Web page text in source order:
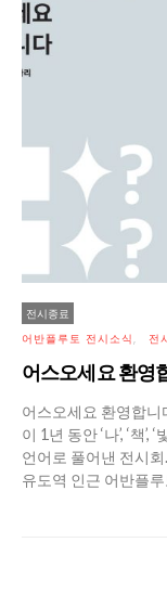
전시종료
어반플루토 전시소식 전
어스오세요 환영
어스오세요 환영합니
이 1년 동안 ‘나’, ‘책
언어로 풀어낸 전시
유도역 인근 어반플